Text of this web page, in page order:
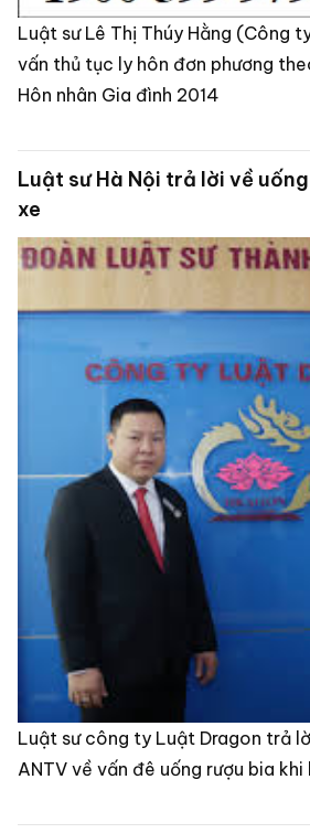
Luật sư Lê Thị Thúy Hằng (Công
vấn thủ tục ly hôn đơn phương
Hôn nhân Gia đình 2014
Luật sư Hà Nội trả lời về
xe
Luật sư công ty Luật Dragon trả
ANTV về vấn đê uống rượu bia khi